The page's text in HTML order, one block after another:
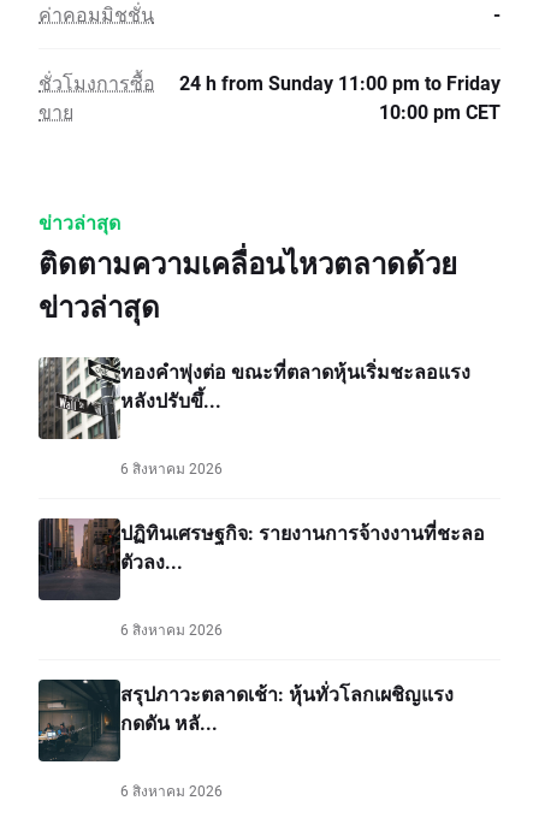
ค่าคอมมิชชั่น -
ชั่วโมงการซื้อ
ขาย
24 h from Sunday 11:00 pm to Friday
10:00 pm CET
ข่าวล่าสุด
ติดตามความเคลื่อนไหวตลาดด้วย
ข่าวล่าสุด
ทองคำพุ่งต่อ ขณะที่ตลาดหุ้นเริ่มชะลอแรง
หลังปรับขึ้...
6 สิงหาคม 2026
ปฏิทินเศรษฐกิจ: รายงานการจ้างงานที่ชะลอ
ตัวลง...
6 สิงหาคม 2026
สรุปภาวะตลาดเช้า: หุ้นทั่วโลกเผชิญแรง
กดดัน หลั...
6 สิงหาคม 2026